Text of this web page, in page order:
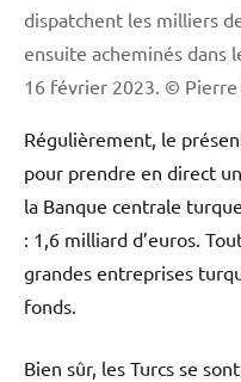
dispatchent les milliers
ensuite acheminés dans
16 février 2023. © Pierre
Régulièrement, le
pour prendre en direct
la Banque centrale
: 1,6 milliard d’euros.
grandes entreprises
fonds.
Bien sûr, les Turcs se